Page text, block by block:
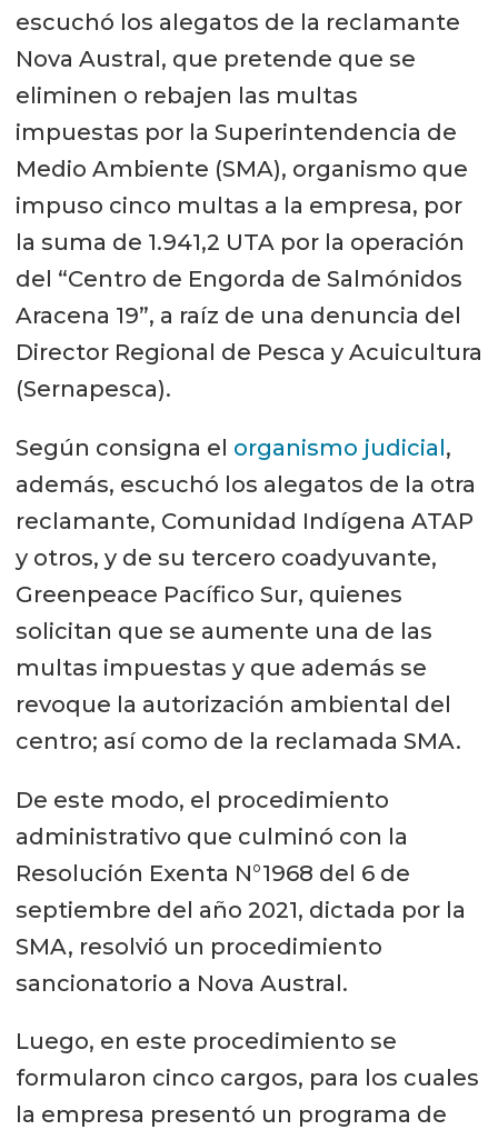
escuchó los alegatos de la reclamante
Nova Austral, que pretende que se
eliminen o rebajen las multas
impuestas por la Superintendencia de
Medio Ambiente (SMA), organismo que
impuso cinco multas a la empresa, por
la suma de 1.941,2 UTA por la operación
del “Centro de Engorda de Salmónidos
Aracena 19”, a raíz de una denuncia del
Director Regional de Pesca y Acuicultura
(Sernapesca).
Según consigna el organismo judicial,
además, escuchó los alegatos de la otra
reclamante, Comunidad Indígena ATAP
y otros, y de su tercero coadyuvante,
Greenpeace Pacífico Sur, quienes
solicitan que se aumente una de las
multas impuestas y que además se
revoque la autorización ambiental del
centro; así como de la reclamada SMA.
De este modo, el procedimiento
administrativo que culminó con la
Resolución Exenta N°1968 del 6 de
septiembre del año 2021, dictada por la
SMA, resolvió un procedimiento
sancionatorio a Nova Austral.
Luego, en este procedimiento se
formularon cinco cargos, para los cuales
la empresa presentó un programa de